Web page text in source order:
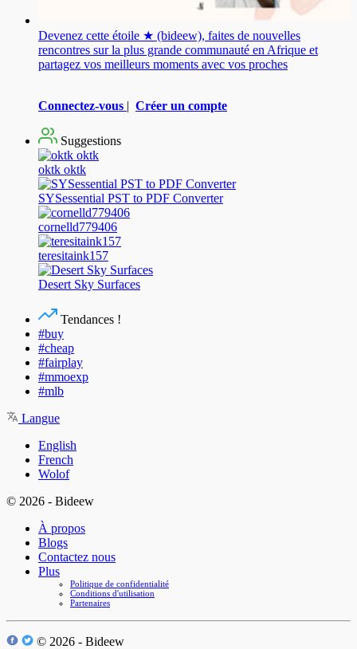
Devenez cette étoile ★ (bideew), faites de nouvelles
rencontres sur la plus grande communauté en Afrique et
partagez vos meilleurs moments avec vos proches
Connectez-vous | Créer un compte
Suggestions
oktk oktk
SYSessential PST to PDF Converter
cornelld779406
teresitaink157
Desert Sky Surfaces
Tendances !
#buy
#cheap
#fairplay
#mmoexp
#mlb
Langue
English
French
Wolof
© 2026 - Bideew
À propos
Blogs
Contactez nous
Plus
Politique de confidentialité
Conditions d'utilisation
Partenaires
© 2026 - Bideew